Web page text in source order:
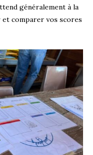
généralement à la
comparer vos scores